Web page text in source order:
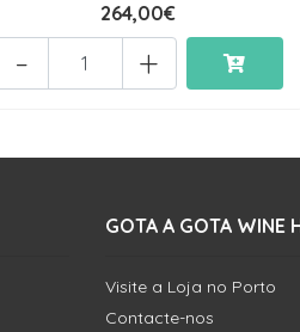
264,00€
+
-
GOTA A GOTA WINE
Visite a Loja no Porto
Contacte-nos